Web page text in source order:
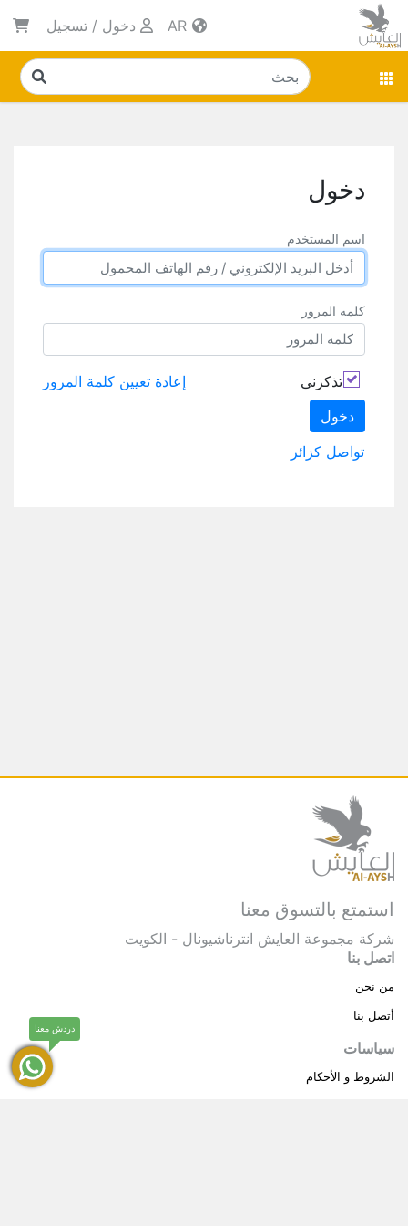
دخول / تسجيل
دخول
اسم المستخدم
كلمه المرور
تذكرنى
إعادة تعيين كلمة المرور
دخول
تواصل كزائر
استمتع بالتسوق معنا
شركة مجموعة العايش انترناشيونال - الكويت
اتصل بنا
من نحن
أتصل بنا
سياسات
الشروط و الأحكام
دردش معنا